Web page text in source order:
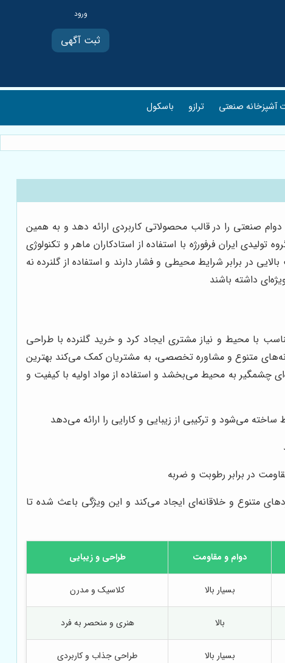
ثبت آگهی
آشپزخانه صنعتی ترازو باسکول
صنعتی را در قالب محصولاتی کاربردی ارائه دهد و به همین
ایران فرفورژه با استفاده از استادکاران ماهر و تکنولوژی
در برابر شرایط محیطی و فشار دارند و استفاده از گلنرده نه
داشته باشند
با محیط و نیاز مشتری ایجاد کرد و خرید گلنرده با طراحی
متنوع و مشاوره تخصصی، به مشتریان کمک می‌کند بهترین
چشمگیر به محیط می‌بخشد و استفاده از مواد اولیه با کیفیت و
می‌شود و ترکیبی از زیبایی و کارایی را ارائه می‌دهد
در برابر رطوبت و ضربه
متنوع و خلاقانه‌ای ایجاد می‌کند و این ویژگی باعث شده تا
دوام و مقاومت طراحی و زیبایی
بسیار بالا کلاسیک و مدرن
بالا هنری و منحصر به فرد
بسیار بالا طراحی جذاب و کاربردی